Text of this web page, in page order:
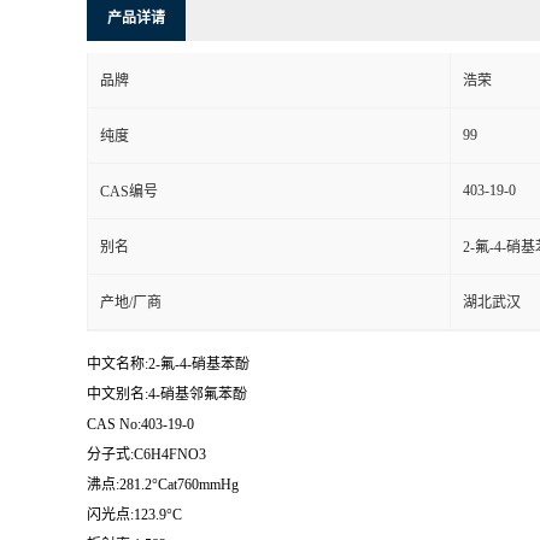
产品详请
品牌 浩荣
纯度 99
CAS编号 403-19-0
别名 2-氟-4-硝基
产地/厂商 湖北武汉
中文名称:2-氟-4-硝基苯酚
中文别名:4-硝基邻氟苯酚
CAS No:403-19-0
分子式:C6H4FNO3
沸点:281.2°Cat760mmHg
闪光点:123.9°C